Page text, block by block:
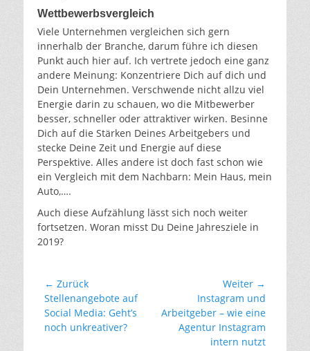
Wettbewerbsvergleich
Viele Unternehmen vergleichen sich gern
innerhalb der Branche, darum führe ich diesen
Punkt auch hier auf. Ich vertrete jedoch eine ganz
andere Meinung: Konzentriere Dich auf dich und
Dein Unternehmen. Verschwende nicht allzu viel
Energie darin zu schauen, wo die Mitbewerber
besser, schneller oder attraktiver wirken. Besinne
Dich auf die Stärken Deines Arbeitgebers und
stecke Deine Zeit und Energie auf diese
Perspektive. Alles andere ist doch fast schon wie
ein Vergleich mit dem Nachbarn: Mein Haus, mein
Auto,….
Auch diese Aufzählung lässt sich noch weiter
fortsetzen. Woran misst Du Deine Jahresziele in
2019?
Beitragsnavigation
← Zurück
Vorheriger
Beitrag:
Stellenangebote auf
Social Media: Geht’s
noch unkreativer?
Weiter →
Beitrag:
Instagram und
Arbeitgeber – wie eine
Agentur Instagram
intern nutzt